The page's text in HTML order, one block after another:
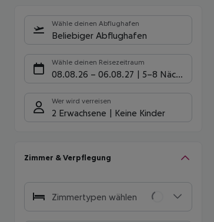
Wähle deinen Abflughafen
Beliebiger Abflughafen
Wähle deinen Reisezeitraum
08.08.26 – 06.08.27 5-8 Nächte
Wer wird verreisen
2 Erwachsene Keine Kinder
Zimmer & Verpflegung
Zimmertypen wählen